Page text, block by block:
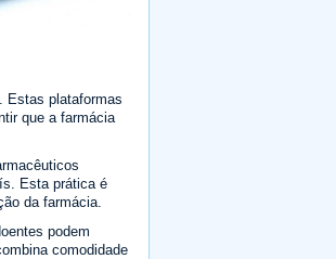
Estas plataformas
que a farmácia
Esta prática é
da farmácia.
podem
comodidade